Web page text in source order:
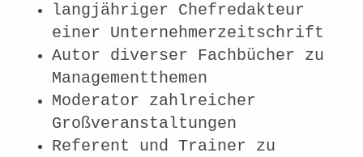
langjähriger Chefredakteur
einer Unternehmerzeitschrift
Autor diverser Fachbücher zu
Managementthemen
Moderator zahlreicher
Großveranstaltungen
Referent und Trainer zu